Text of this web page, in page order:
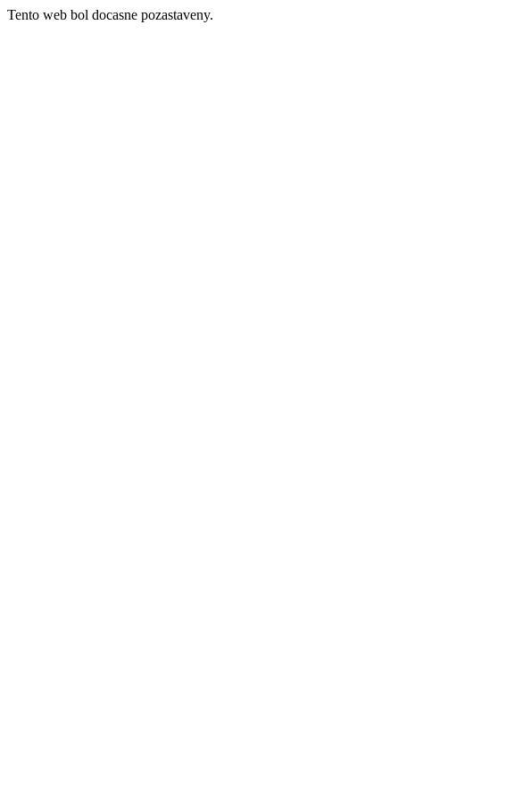
Tento web bol docasne pozastaveny.